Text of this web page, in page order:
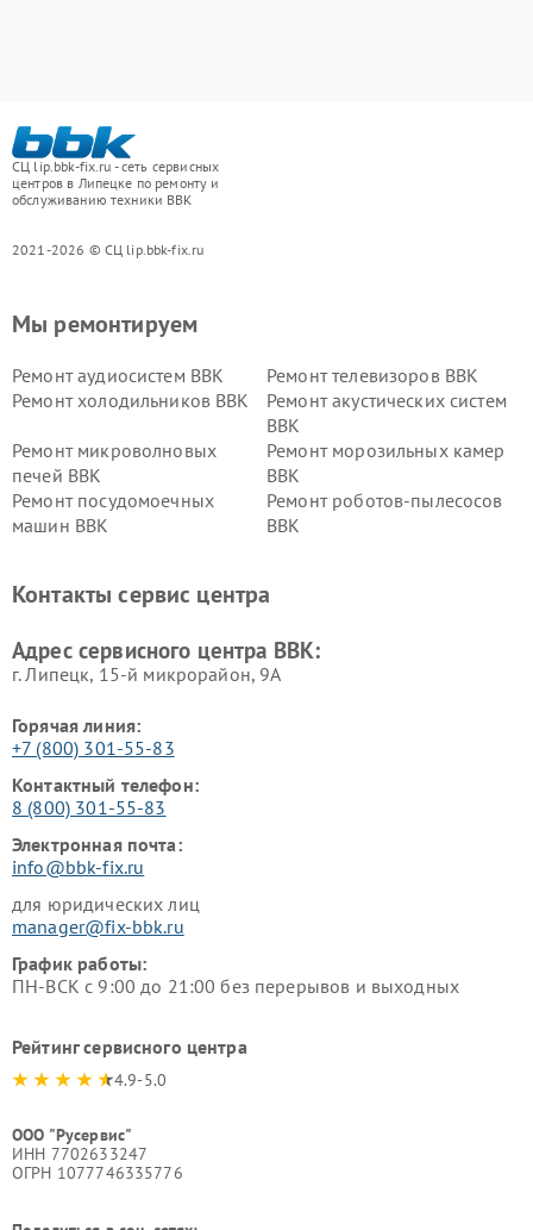
СЦ lip.bbk-fix.ru - сеть сервисных
центров в Липецке по ремонту и
обслуживанию техники BBK
2021-2026 © СЦ lip.bbk-fix.ru
Мы ремонтируем
Ремонт аудиосистем BBK
Ремонт телевизоров BBK
Ремонт холодильников BBK
Ремонт акустических систем
BBK
Ремонт микроволновых
печей BBK
Ремонт морозильных камер
BBK
Ремонт посудомоечных
машин BBK
Ремонт роботов-пылесосов
BBK
Ремонт винных шкафов BBK
Контакты сервис центра
Адрес сервисного центра BBK:
г. Липецк, 15-й микрорайон, 9А
Горячая линия:
+7 (800) 301-55-83
Контактный телефон:
8 (800) 301-55-83
Электронная почта:
info@bbk-fix.ru
для юридических лиц
manager@fix-bbk.ru
График работы:
ПН-ВСК с 9:00 до 21:00 без перерывов и выходных
Рейтинг сервисного центра
4.9-5.0
ООО "Русервис"
ИНН 7702633247
ОГРН 1077746335776